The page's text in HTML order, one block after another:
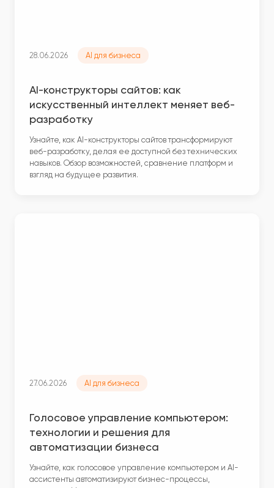
28.06.2026 AI для бизнеса
AI-конструкторы сайтов: как
искусственный интеллект меняет веб-
разработку
Узнайте, как AI-конструкторы сайтов трансформируют
веб-разработку, делая ее доступной без технических
навыков. Обзор возможностей, сравнение платформ и
взгляд на будущее развития.
27.06.2026 AI для бизнеса
Голосовое управление компьютером:
технологии и решения для
автоматизации бизнеса
Узнайте, как голосовое управление компьютером и AI-
ассистенты автоматизируют бизнес-процессы,